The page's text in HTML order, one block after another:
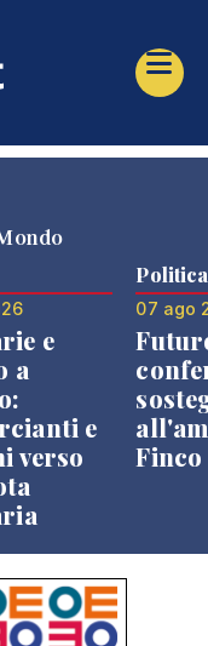
e
a
e
verso
Politica
07 ago
Finco